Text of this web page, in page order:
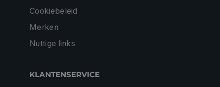
Cookiebeleid
Merken
Nuttige links
KLANTENSERVICE